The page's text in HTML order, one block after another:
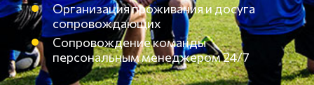
Организация проживания и досуга
сопровождающих
Сопровождение команды
персональным менеджером 24/7